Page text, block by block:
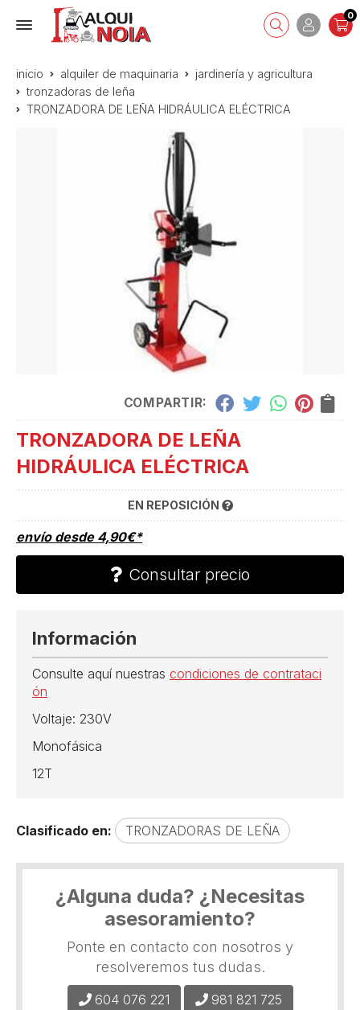
0
inicio alquiler de maquinaria
jardinería y agricultura
tronzadoras de leña
TRONZADORA DE LEÑA HIDRÁULICA ELÉCTRICA
COMPARTIR:
TRONZADORA DE LEÑA
HIDRÁULICA ELÉCTRICA
EN REPOSICIÓN
envío desde 4,90€*
Consultar precio
Información
Consulte aquí nuestras condiciones de contrataci
ón
Voltaje: 230V
Monofásica
12T
Clasificado en: TRONZADORAS DE LEÑA
¿Alguna duda? ¿Necesitas
asesoramiento?
Ponte en contacto con nosotros y
resolveremos tus dudas.
604 076 221 981 821 725